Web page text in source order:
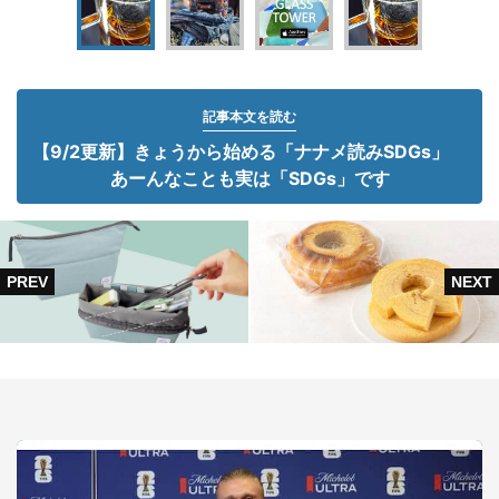
記事本文を読む
【9/2更新】きょうから始める「ナナメ読みSDGs」
あーんなことも実は「SDGs」です